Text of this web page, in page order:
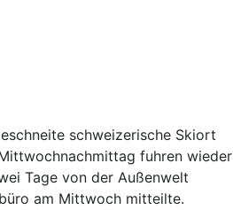
schweizerische Skiort
fuhren wieder
Tage von der Außenwelt
am Mittwoch mitteilte.